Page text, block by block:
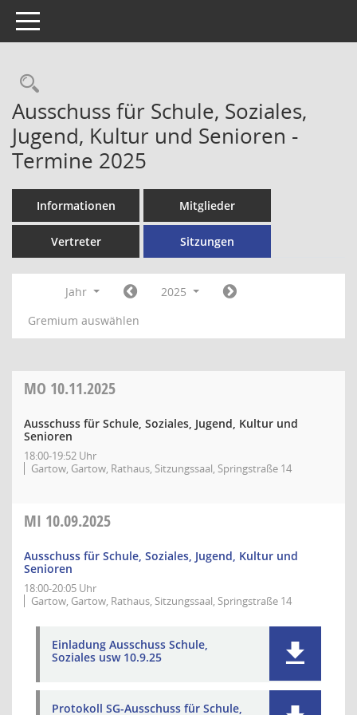
Toggle navigation
Rechercheauswahl
Ausschuss für Schule, Soziales,
Jugend, Kultur und Senioren -
Termine 2025
Informationen Mitglieder
Vertreter Sitzungen
Jahr
2025
Gremium auswählen
MO 10.11.2025
Ausschuss für Schule, Soziales, Jugend, Kultur und
Senioren
18:00-19:52 Uhr
Gartow, Gartow, Rathaus, Sitzungssaal, Springstraße 14
MI 10.09.2025
Ausschuss für Schule, Soziales, Jugend, Kultur und
Senioren
18:00-20:05 Uhr
Gartow, Gartow, Rathaus, Sitzungssaal, Springstraße 14
Einladung Ausschuss Schule,
Soziales usw 10.9.25
Protokoll SG-Ausschuss für Schule,